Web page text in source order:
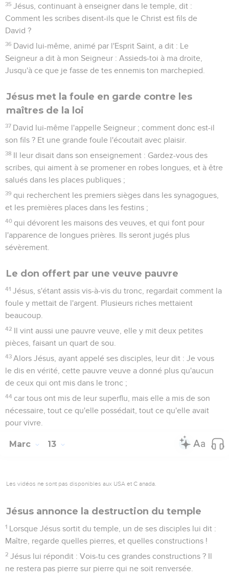
35 Jésus, continuant à enseigner dans le temple, dit :
Comment les scribes disent-ils que le Christ est fils de
David ?
36 David lui-même, animé par l'Esprit Saint, a dit : Le
Seigneur a dit à mon Seigneur : Assieds-toi à ma droite,
Jusqu'à ce que je fasse de tes ennemis ton marchepied.
Jésus met la foule en garde contre les
maîtres de la loi
37 David lui-même l'appelle Seigneur ; comment donc est-il
son fils ? Et une grande foule l'écoutait avec plaisir.
38 Il leur disait dans son enseignement : Gardez-vous des
scribes, qui aiment à se promener en robes longues, et à être
salués dans les places publiques ;
39 qui recherchent les premiers sièges dans les synagogues,
et les premières places dans les festins ;
40 qui dévorent les maisons des veuves, et qui font pour
l'apparence de longues prières. Ils seront jugés plus
sévèrement.
Le don offert par une veuve pauvre
41 Jésus, s'étant assis vis-à-vis du tronc, regardait comment la
foule y mettait de l'argent. Plusieurs riches mettaient
beaucoup.
42 Il vint aussi une pauvre veuve, elle y mit deux petites
pièces, faisant un quart de sou.
43 Alors Jésus, ayant appelé ses disciples, leur dit : Je vous
le dis en vérité, cette pauvre veuve a donné plus qu'aucun
de ceux qui ont mis dans le tronc ;
44 car tous ont mis de leur superflu, mais elle a mis de son
nécessaire, tout ce qu'elle possédait, tout ce qu'elle avait
pour vivre.
Marc 13
Les vidéos ne sont pas disponibles aux USA et C anada.
Jésus annonce la destruction du temple
1 Lorsque Jésus sortit du temple, un de ses disciples lui dit :
Maître, regarde quelles pierres, et quelles constructions !
2 Jésus lui répondit : Vois-tu ces grandes constructions ? Il
ne restera pas pierre sur pierre qui ne soit renversée.